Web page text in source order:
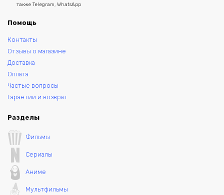
также Telegram, WhatsApp
Помощь
Контакты
Отзывы о магазине
Доставка
Оплата
Частые вопросы
Гарантии и возврат
Разделы
Фильмы
Сериалы
Аниме
Мультфильмы